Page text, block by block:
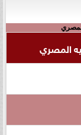
المصري